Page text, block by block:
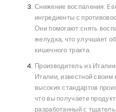
Снижение воспаления:
ингредиенты с
Они помогают снять
желудка, что улучшает
кишечного тракта.
Производитель из
Италии, известной
высоких стандартов
что вы получаете
разработанный с